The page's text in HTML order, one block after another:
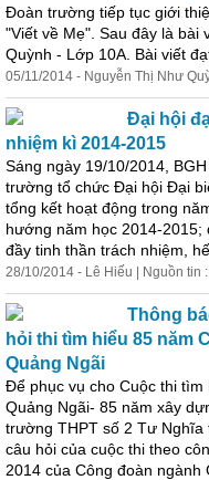
Đoàn trường tiếp tục giới
"Viết về Mẹ". Sau đây là bài
Quỳnh - Lớp 10A. Bài viết
05/11/2014 - Nguyễn Thị Như
Đại hội
nhiệm kì 2014-2015
Sáng ngày 19/10/2014,
trường tổ chức Đại hội Đại
tổng kết hoạt động trong
hướng năm học 2014-
đầy tinh thần trách nhiệm,
28/10/2014 - Lê Hiếu | Nguồn tin
Thông
hỏi thi tìm hiểu 85 năm
Quảng Ngãi
Để phục vụ cho Cuộc thi tìm
Quảng Ngãi- 85 năm xây
trường THPT số 2 Tư Nghĩa
câu hỏi của cuộc thi theo
2014 của Công đoàn ngành